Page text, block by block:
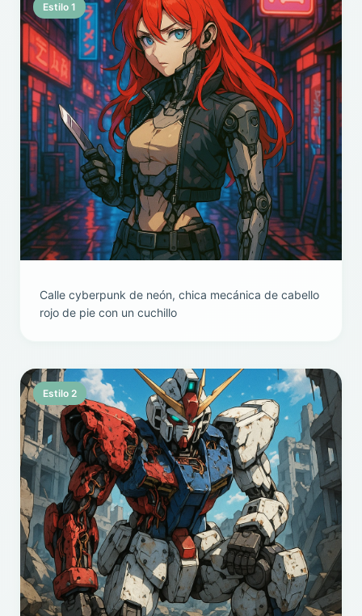
Estilo 1
Calle cyberpunk de neón, chica mecánica de cabello
rojo de pie con un cuchillo
Estilo 2